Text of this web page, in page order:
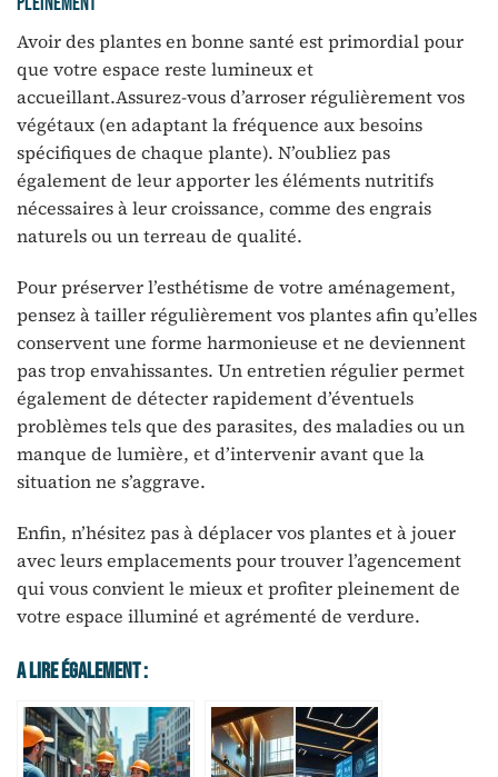
Avoir des plantes en bonne santé est primordial pour
que votre espace reste lumineux et
accueillant.Assurez-vous d’arroser régulièrement vos
végétaux (en adaptant la fréquence aux besoins
spécifiques de chaque plante). N’oubliez pas
également de leur apporter les éléments nutritifs
nécessaires à leur croissance, comme des engrais
naturels ou un terreau de qualité.
Pour préserver l’esthétisme de votre aménagement,
pensez à tailler régulièrement vos plantes afin qu’elles
conservent une forme harmonieuse et ne deviennent
pas trop envahissantes. Un entretien régulier permet
également de détecter rapidement d’éventuels
problèmes tels que des parasites, des maladies ou un
manque de lumière, et d’intervenir avant que la
situation ne s’aggrave.
Enfin, n’hésitez pas à déplacer vos plantes et à jouer
avec leurs emplacements pour trouver l’agencement
qui vous convient le mieux et profiter pleinement de
votre espace illuminé et agrémenté de verdure.
A Lire Également :